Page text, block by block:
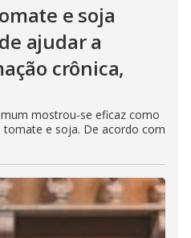
e soja
ajudar a
crônica,
mostrou-se eficaz como
e soja. De acordo com